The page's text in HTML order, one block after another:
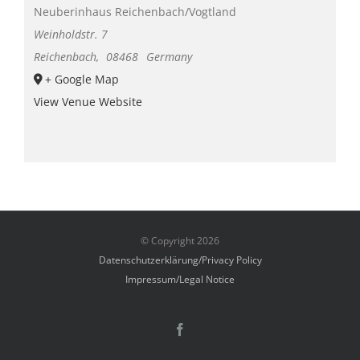
Neuberinhaus Reichenbach/Vogtland
Weinholdstr. 7
Reichenbach, 08468 Germany
+ Google Map
View Venue Website
© Copyright2026
Datenschutzerklärung/Privacy Policy
Impressum/Legal Notice